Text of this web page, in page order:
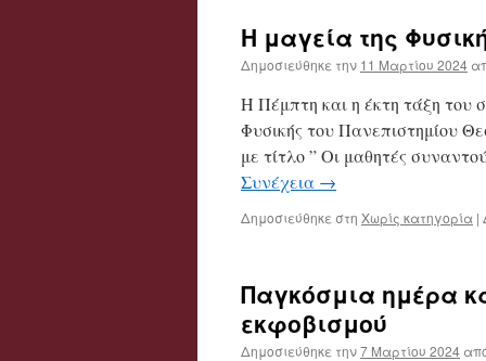
Η μαγεία της
Δημοσιεύθηκε την 11 Μαρτίου 2024
Η Πέμπτη και η έκτη τάξη του
Φυσικής του Πανεπιστημίου
με τίτλο ” Οι μαθητές
Συνέχεια →
Δημοσιεύθηκε στη Χωρίς κατηγορία |
Παγκόσμια ημέρα
εκφοβισμού
Δημοσιεύθηκε την7 Μαρτίου 2024